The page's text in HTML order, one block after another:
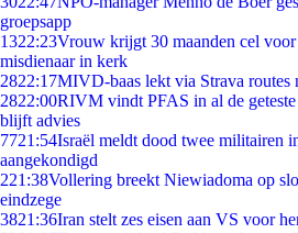
groepsapp
1322:23Vrouw krijgt 30 maanden cel
misdienaar in kerk
2822:17MIVD-baas lekt via Strava routes
2822:00RIVM vindt PFAS in al de
blijft advies
7721:54Israël meldt dood twee militairen
aangekondigd
221:38Vollering breekt Niewiadoma op
eindzege
3821:36Iran stelt zes eisen aan VS voor